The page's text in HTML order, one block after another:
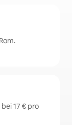
17 € pro